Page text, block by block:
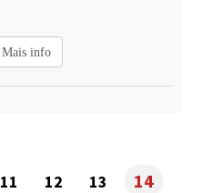
Mais info
11 12 13
14